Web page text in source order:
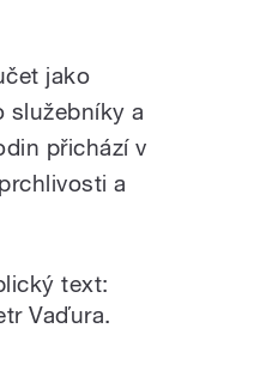
jako
služebníky a
přichází v
a
text:
Vaďura.